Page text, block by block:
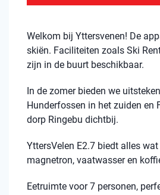
Welkom bij Yttersvenen! De
skiën. Faciliteiten zoals Ski
zijn in de buurt beschikbaar.
In de zomer bieden we
Hunderfossen in het zuiden en
dorp Ringebu dichtbij.
YttersVelen E2.7 biedt alles
magnetron, vaatwasser en
Eetruimte voor 7 personen,